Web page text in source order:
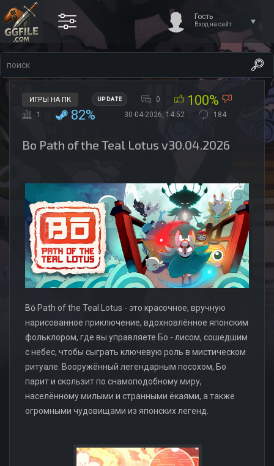
Гость
Вход на сайт
ИГРЫ НА ПК UPDATE 0 100%
1 82% 30-04-2026, 14:52 184
Bo Path of the Teal Lotus v30.04.2026
Bō Path of the Teal Lotus - это красочное, вручную
нарисованное приключение, вдохновлённое японским
фольклором, где вы управляете Бо - лисом, сошедшим
с небес, чтобы сыграть ключевую роль в мистическом
ритуале. Вооружённый легендарным посохом, Бо
парит и скользит по снамоподобному миру,
населённому милыми и странными ёкаями, а также
огромными чудовищами из японских легенд.